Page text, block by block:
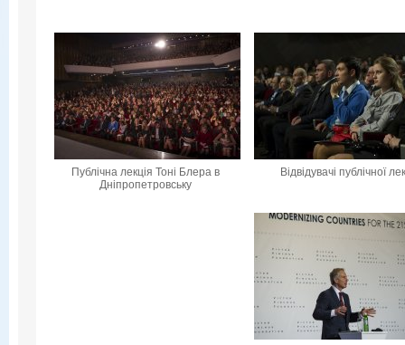
Публічна лекція Тоні Блера в
Дніпропетровську
Відвідувачі публічної